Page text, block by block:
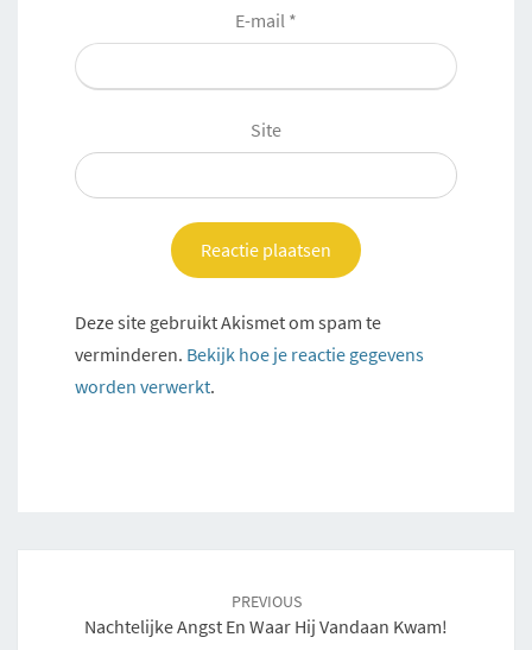
E-mail *
Site
Deze site gebruikt Akismet om spam te
verminderen. Bekijk hoe je reactie gegevens
worden verwerkt.
PREVIOUS
Nachtelijke Angst En Waar Hij Vandaan Kwam!